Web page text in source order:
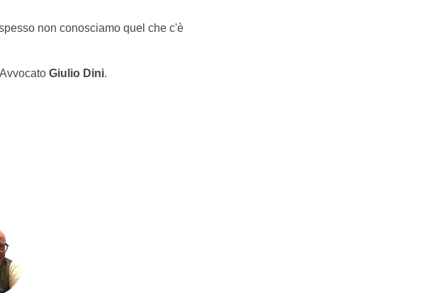
non conosciamo quel che c'è
Giulio Dini.